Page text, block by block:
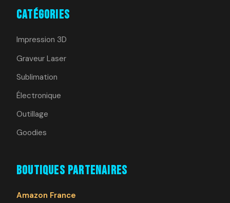
Catégories
Impression 3D
Graveur Laser
Sublimation
Électronique
Outillage
Goodies
Boutiques Partenaires
Amazon France